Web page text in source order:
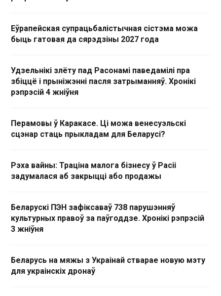
Еўрапейская супрацьбалістычная сістэма можа
быць гатовая да сярэдзіны 2027 года
Удзельнікі злёту пад Расонамі паведамілі пра
збіццё і прыніжэнні пасля затрыманняў. Хронікі
рэпрэсій 4 жніўня
Перамовы ў Каракасе. Ці можа венесуэльскі
сцэнар стаць прыкладам для Беларусі?
Рэха вайны: Траціна малога бізнесу ў Расіі
задумалася аб закрыцці або продажы
Беларускі ПЭН зафіксаваў 738 парушэнняў
культурных правоў за паўгоддзе. Хронікі рэпрэсій
3 жніўня
Беларусь на мяжы з Украінай стварае новую мэту
для украінскіх дронаў